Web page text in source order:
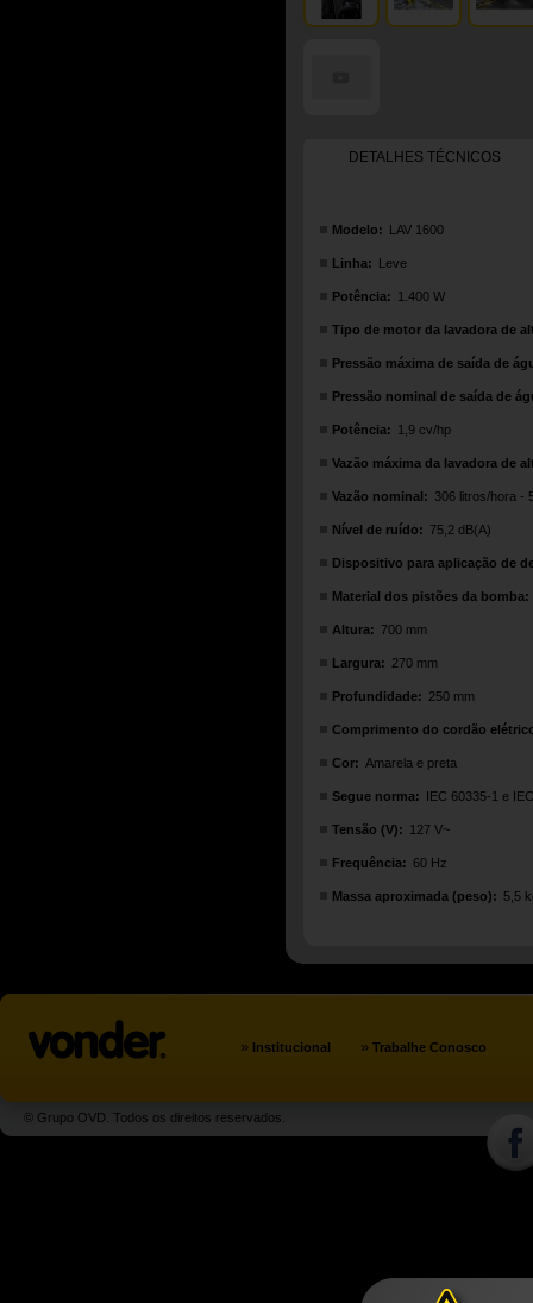
DETALHES TÉCNICOS
Modelo: LAV 1600
Linha: Leve
Potência: 1.400 W
Tipo de motor da lavadora de
Pressão máxima de saída de
Pressão nominal de saída de
Potência: 1,9 cv/hp
Vazão máxima da lavadora de
Vazão nominal: 306 litros/hora -
Nível de ruído: 75,2 dB(A)
Dispositivo para aplicação de
Material dos pistões da bomba:
Altura: 700 mm
Largura: 270 mm
Profundidade: 250 mm
Comprimento do cordão
Cor: Amarela e preta
Segue norma: IEC 60335-1 e
Tensão (V): 127 V~
Frequência: 60 Hz
Massa aproximada (peso): 5,5
» Institucional » Trabalhe Conosco
© Grupo OVD. Todos os direitos reservados.